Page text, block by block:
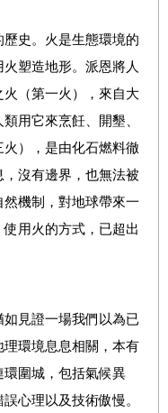
史。火是生態環境的
塑造地形。派恩將人
（第一火），來自大
用它來烹飪、開墾、
），是由化石燃料徹
沒有邊界，也無法被
機制，對地球帶來一
用火的方式，已超出
見證一場我們以為已
環境息息相關，本有
圍城，包括氣候異
心理以及技術傲慢。